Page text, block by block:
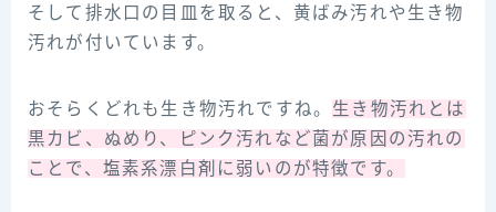
そして排水口の目皿を取ると、黄ばみ汚れや生き物
汚れが付いています。
おそらくどれも生き物汚れですね。 生き物汚れとは
黒カビ、ぬめり、ピンク汚れなど菌が原因の汚れの
ことで、塩素系漂白剤に弱いのが特徴です。